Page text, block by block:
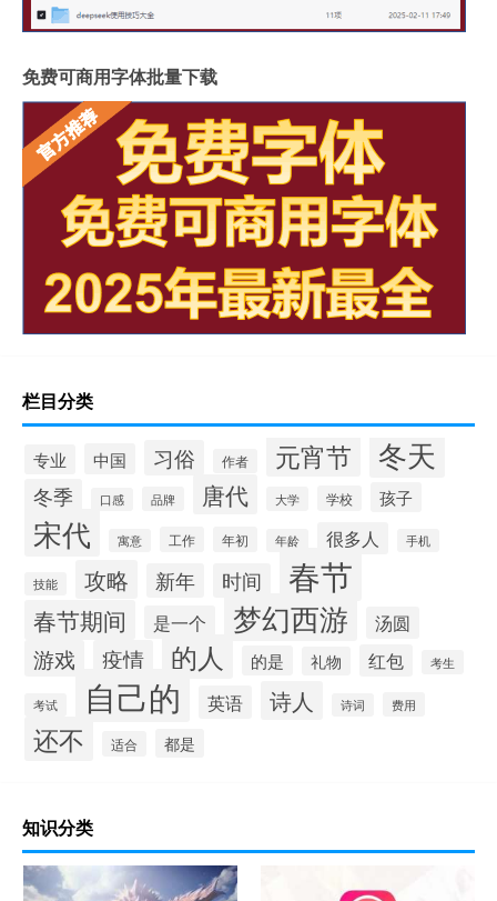
免费可商用字体批量下载
栏目分类
专业 中国 习俗 作者 元宵节 冬天
冬季 口感 品牌 唐代 大学 学校 孩子
宋代 寓意 工作 年初 年龄 很多人 手机
技能 攻略 新年 时间 春节
春节期间 是一个 梦幻西游 汤圆
游戏 疫情 的人 的是 礼物 红包 考生
考试 自己的 英语 诗人 诗词 费用
还不 适合 都是
知识分类